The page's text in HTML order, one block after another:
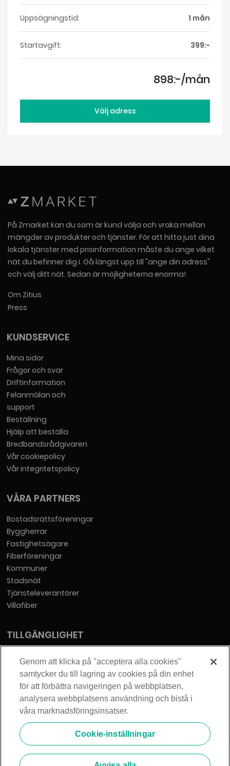
Uppsägningstid: 1 mån
Startavgift: 399:-
898:-/mån
Välj adress
På Zmarket kan du som är kund välja och vraka mellan
mängder av produkter och tjänster. För att hitta just dina
lokala tjänster med prisinformation måste du ange vilket
nät du befinner dig i. Gå längst upp till "ange din adress"
och välj ditt nät. Sedan är möjligheterna enorma!
Om Zitius
Press
KUNDSERVICE
Mina sidor
Frågor och svar
Driftinformation
Felanmälan och
support
Beställning
Hjälp att beställa
Bredbandsrådgivaren
Vår cookiepolicy
Vår integritetspolicy
VÅRA PARTNERS
Bostadsrättsföreningar
Byggherrar
Fastighetsägare
Fiberföreningar
Kommuner
Stadsnät
Tjänsteleverantörer
Villafiber
TILLGÄNGLIGHET
Tillgänglighetsredogörelse
KONTAKT
Telia Sverige AB
Orgnummer: 556430-0142
Säte: Stockholm
info@zmarket.se
Genom att klicka på "acceptera alla cookies"
samtycker du till lagring av cookies på din enhet
för att förbättra navigeringen på webbplatsen,
analysera webbplatsens användning och bistå i
våra marknadsföringsinsatser.
Cookie-inställningar